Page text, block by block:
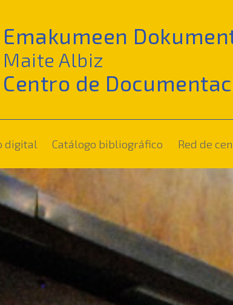
Emakumeen
Maite Albiz
Centro de
digital Catálogo bibliográfico (current)
Red de